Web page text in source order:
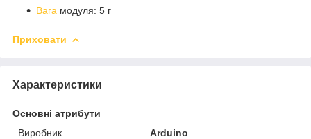
Вага модуля: 5 г
Приховати
Характеристики
Основні атрибути
Виробник
Arduino